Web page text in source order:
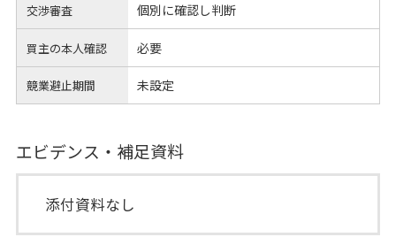
交渉審査 個別に確認し判断
買主の本人確認 必要
競業避止期間 未設定
エビデンス・補足資料
添付資料なし